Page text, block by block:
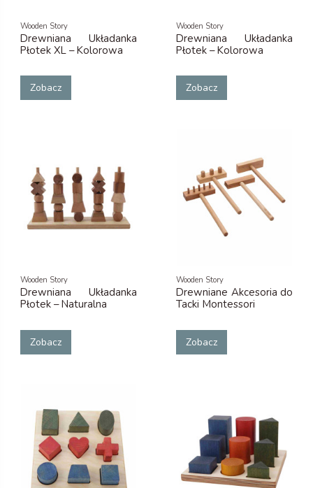
Wooden Story
Drewniana Układanka
Płotek XL – Kolorowa
Zobacz
Wooden Story
Drewniana Układanka
Płotek – Kolorowa
Zobacz
Wooden Story
Drewniana Układanka
Płotek – Naturalna
Zobacz
Wooden Story
Drewniane Akcesoria do
Tacki Montessori
Zobacz